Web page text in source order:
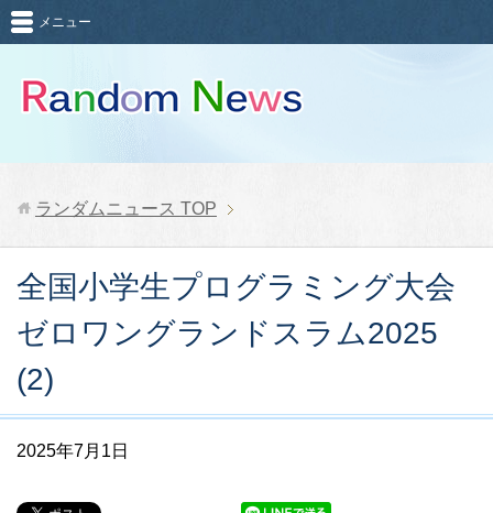
メニュー
ランダムニュース TOP
全国小学生プログラミング大会
ゼロワングランドスラム2025
(2)
2025年7月1日